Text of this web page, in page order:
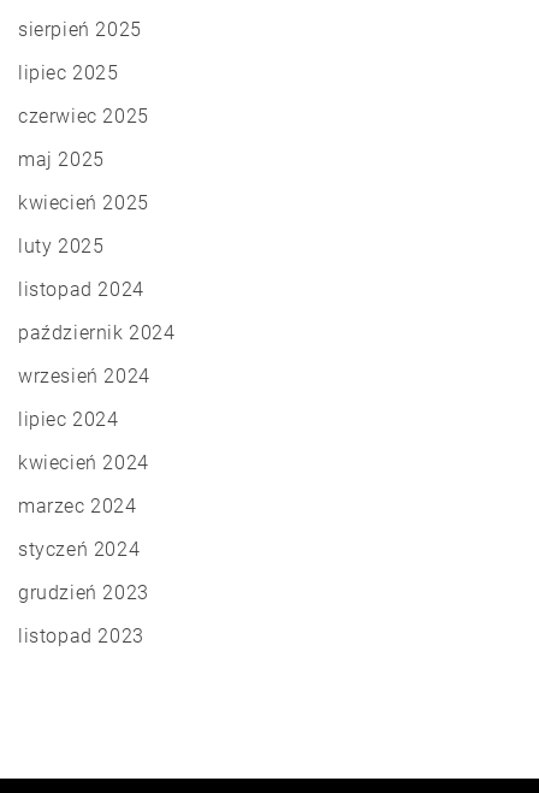
sierpień 2025
lipiec 2025
czerwiec 2025
maj 2025
kwiecień 2025
luty 2025
listopad 2024
październik 2024
wrzesień 2024
lipiec 2024
kwiecień 2024
marzec 2024
styczeń 2024
grudzień 2023
listopad 2023